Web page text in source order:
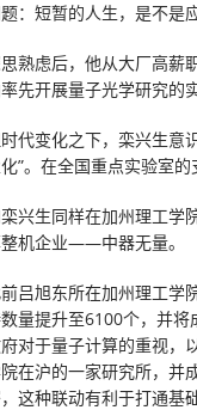
：短暂的人生，是不是
熟虑后，他从大厂高薪
先开展量子光学研究的
代变化之下，栾兴生意
”。在全国重点实验室
兴生同样在加州理工学
机企业——中器无量。
吕旭东所在加州理工学
量提升至6100个，并
对于量子计算的重视，
在沪的一家研究所，并
这种联动有利于打通基